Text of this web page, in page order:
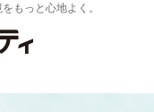
もっと心地よく。